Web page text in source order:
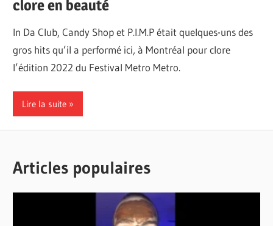
clore en beauté
In Da Club, Candy Shop et P.I.M.P était quelques-uns des
gros hits qu’il a performé ici, à Montréal pour clore
l’édition 2022 du Festival Metro Metro.
Lire la suite
Articles populaires